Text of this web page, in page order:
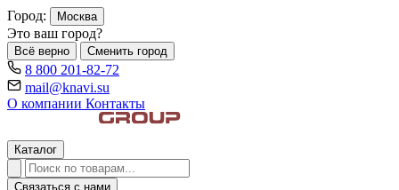
Город: Москва
Это ваш город?
Всё верно Сменить город
8 800 201-82-72
mail@knavi.su
О компании Контакты
Каталог
Связаться с нами